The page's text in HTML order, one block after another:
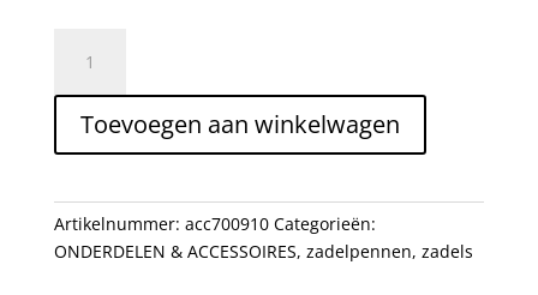
0-
OFFSET
DL
31.6X350
ALM
ZW/WI
Toevoegen aan winkelwagen
Artikelnummer: acc700910 Categorieën:
ONDERDELEN & ACCESSOIRES, zadelpennen, zadels